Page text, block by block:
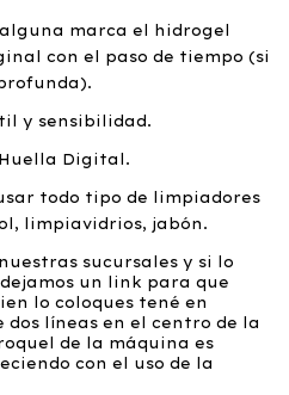
marca el hidrogel
con el paso de tiempo (si
y sensibilidad.
Digital.
todo tipo de limpiadores
limpiavidrios, jabón.
sucursales y si lo
un link para que
lo coloques tené en
líneas en el centro de la
de la máquina es
con el uso de la